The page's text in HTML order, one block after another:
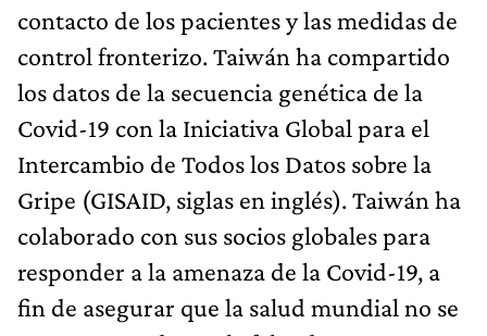
contacto de los pacientes y las medidas de
control fronterizo. Taiwán ha compartido
los datos de la secuencia genética de la
Covid-19 con la Iniciativa Global para el
Intercambio de Todos los Datos sobre la
Gripe (GISAID, siglas en inglés). Taiwán ha
colaborado con sus socios globales para
responder a la amenaza de la Covid-19, a
fin de asegurar que la salud mundial no se